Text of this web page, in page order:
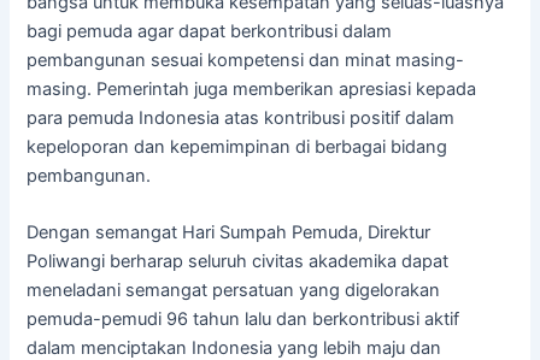
bagi pemuda agar dapat berkontribusi dalam
pembangunan sesuai kompetensi dan minat masing-
masing. Pemerintah juga memberikan apresiasi kepada
para pemuda Indonesia atas kontribusi positif dalam
kepeloporan dan kepemimpinan di berbagai bidang
pembangunan.
Dengan semangat Hari Sumpah Pemuda, Direktur
Poliwangi berharap seluruh civitas akademika dapat
meneladani semangat persatuan yang digelorakan
pemuda-pemudi 96 tahun lalu dan berkontribusi aktif
dalam menciptakan Indonesia yang lebih maju dan